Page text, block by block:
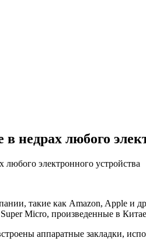
недрах любого
любого электронного устройства
такие как Amazon, Apple и
Micro, произведенные в
аппаратные закладки,